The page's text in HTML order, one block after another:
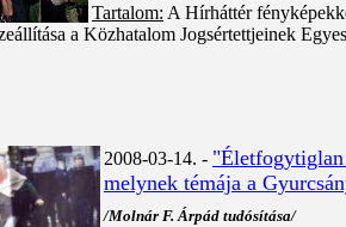
Tartalom: A Hírháttér
a Közhatalom Jogsértettjeinek
2008-03-14. -
melynek témája a
/Molnár F. Árpád tudósítása/